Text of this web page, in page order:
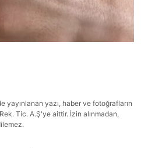
yazı, haber ve fotoğrafların
Tic. A.Ş'ye aittir. İzin alınmadan,